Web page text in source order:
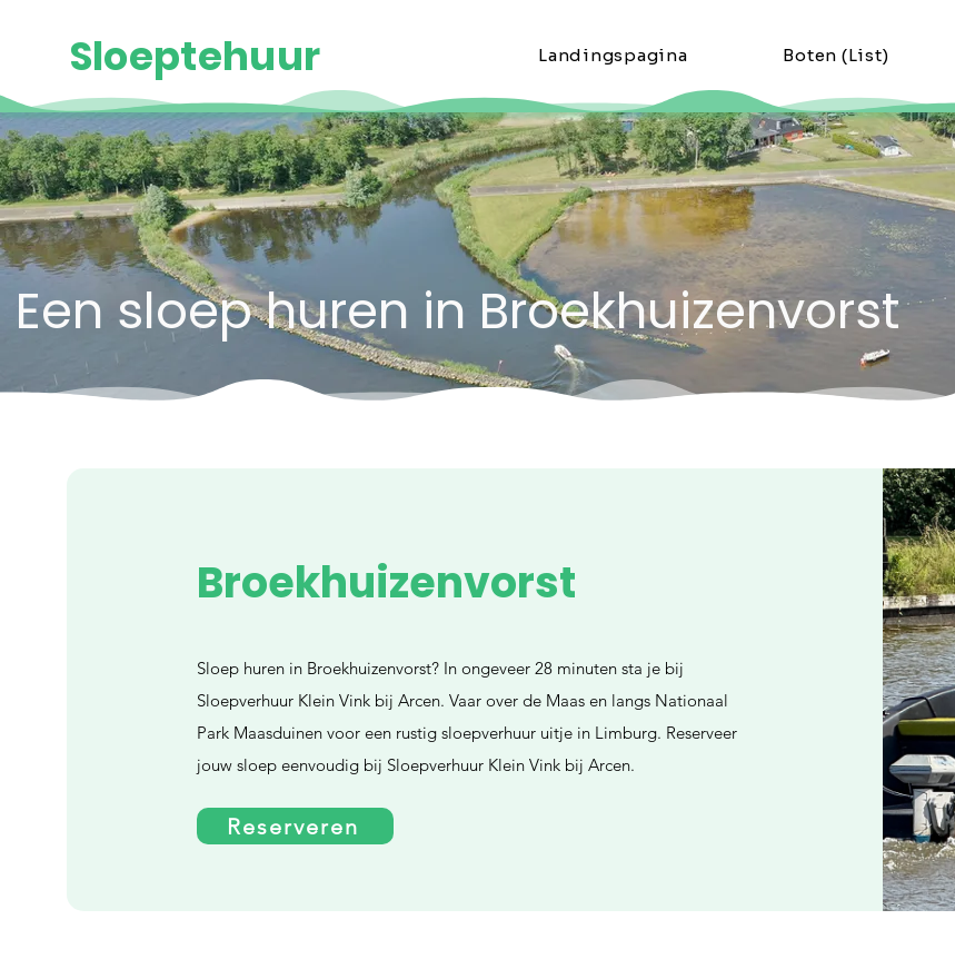
Sloeptehuur Landingspagina Boten (List)
Een sloep huren in Broekhuizenvorst
Broekhuizenvorst
Sloep huren in Broekhuizenvorst? In ongeveer 28 minuten sta je bij
Sloepverhuur Klein Vink bij Arcen. Vaar over de Maas en langs Nationaal
Park Maasduinen voor een rustig sloepverhuur uitje in Limburg. Reserveer
jouw sloep eenvoudig bij Sloepverhuur Klein Vink bij Arcen.
Reserveren